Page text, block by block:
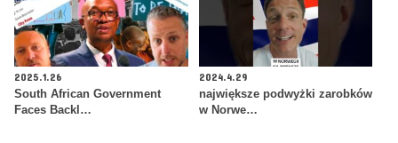
2025.1.26
South African Government
Faces Backl…
2024.4.29
największe podwyżki zarobków
w Norwe…